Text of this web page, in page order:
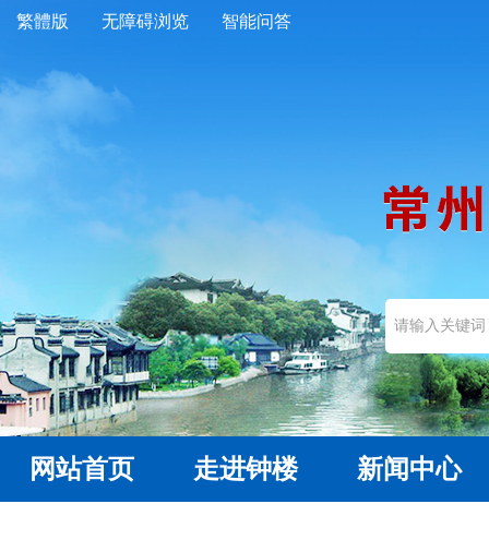
繁體版 无障碍浏览 智能问答
网站首页 走进钟楼 新闻中心